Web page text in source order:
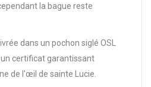
la bague reste
dans un pochon siglé OSL
un certificat garantissant
de l'œil de sainte Lucie.